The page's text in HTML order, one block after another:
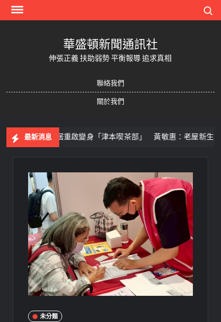
Skip
華盛頓新聞通訊社
伸張正義 扶助弱勢 平衡報導 追求真相
聯絡我們
關於我們
最新消息
文醫師故居重啟變身「津本喫茶部」 黃敏惠：老屋新生再添木
未分類